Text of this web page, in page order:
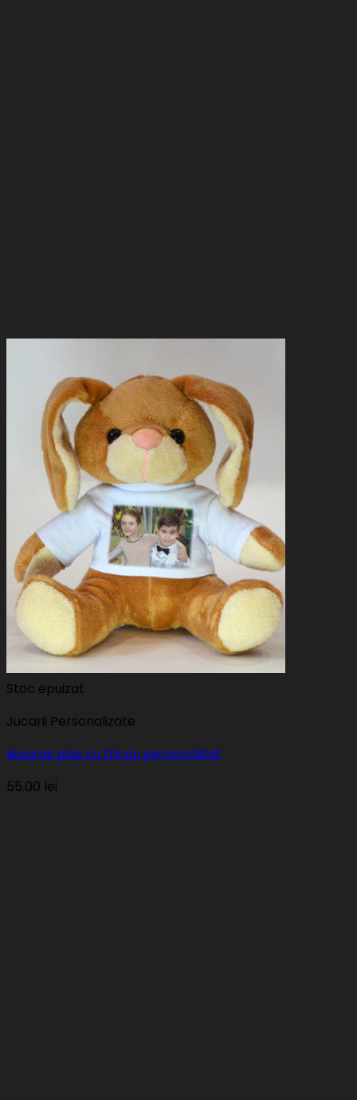
Stoc epuizat
Jucarii Personalizate
Iepuras plus cu tricou personalizat
55.00 lei